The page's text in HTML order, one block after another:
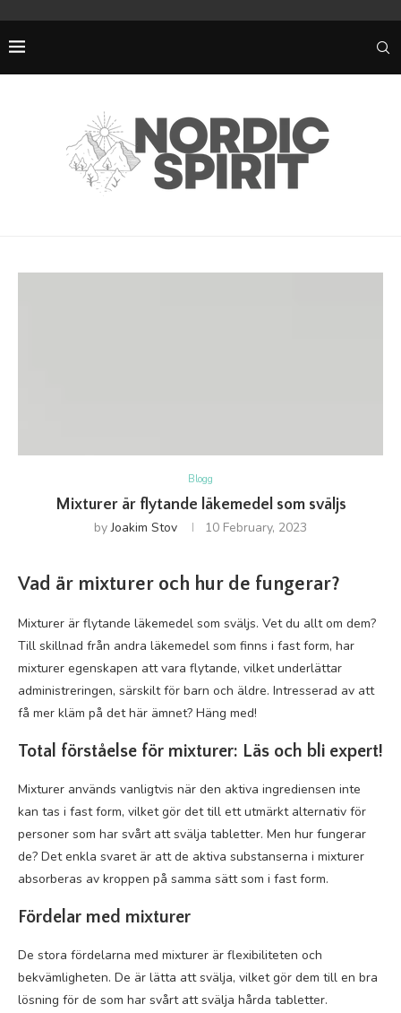
Blogg
Mixturer är flytande läkemedel som sväljs
byJoakim Stov 10 February, 2023
Vad är mixturer och hur de fungerar?
Mixturer är flytande läkemedel som sväljs. Vet du allt om dem?
Till skillnad från andra läkemedel som finns i fast form, har
mixturer egenskapen att vara flytande, vilket underlättar
administreringen, särskilt för barn och äldre. Intresserad av att
få mer kläm på det här ämnet? Häng med!
Total förståelse för mixturer: Läs och bli expert!
Mixturer används vanligtvis när den aktiva ingrediensen inte
kan tas i fast form, vilket gör det till ett utmärkt alternativ för
personer som har svårt att svälja tabletter. Men hur fungerar
de? Det enkla svaret är att de aktiva substanserna i mixturer
absorberas av kroppen på samma sätt som i fast form.
Fördelar med mixturer
De stora fördelarna med mixturer är flexibiliteten och
bekvämligheten. De är lätta att svälja, vilket gör dem till en bra
lösning för de som har svårt att svälja hårda tabletter.